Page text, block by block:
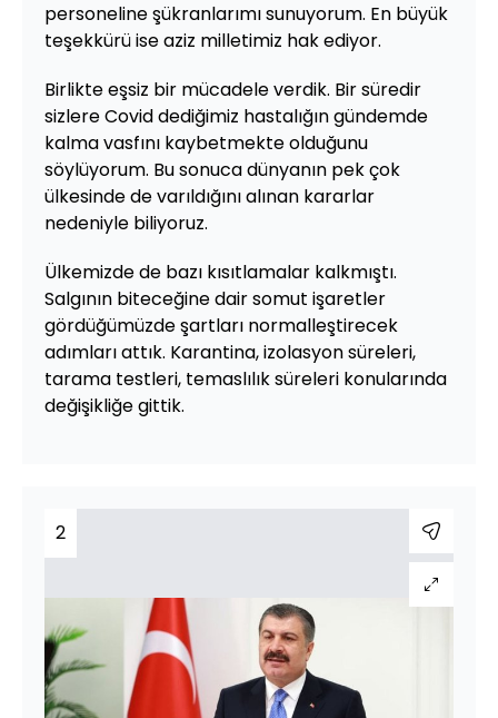
personeline şükranlarımı sunuyorum. En büyük
teşekkürü ise aziz milletimiz hak ediyor.
Birlikte eşsiz bir mücadele verdik. Bir süredir
sizlere Covid dediğimiz hastalığın gündemde
kalma vasfını kaybetmekte olduğunu
söylüyorum. Bu sonuca dünyanın pek çok
ülkesinde de varıldığını alınan kararlar
nedeniyle biliyoruz.
Ülkemizde de bazı kısıtlamalar kalkmıştı.
Salgının biteceğine dair somut işaretler
gördüğümüzde şartları normalleştirecek
adımları attık. Karantina, izolasyon süreleri,
tarama testleri, temaslılık süreleri konularında
değişikliğe gittik.
2